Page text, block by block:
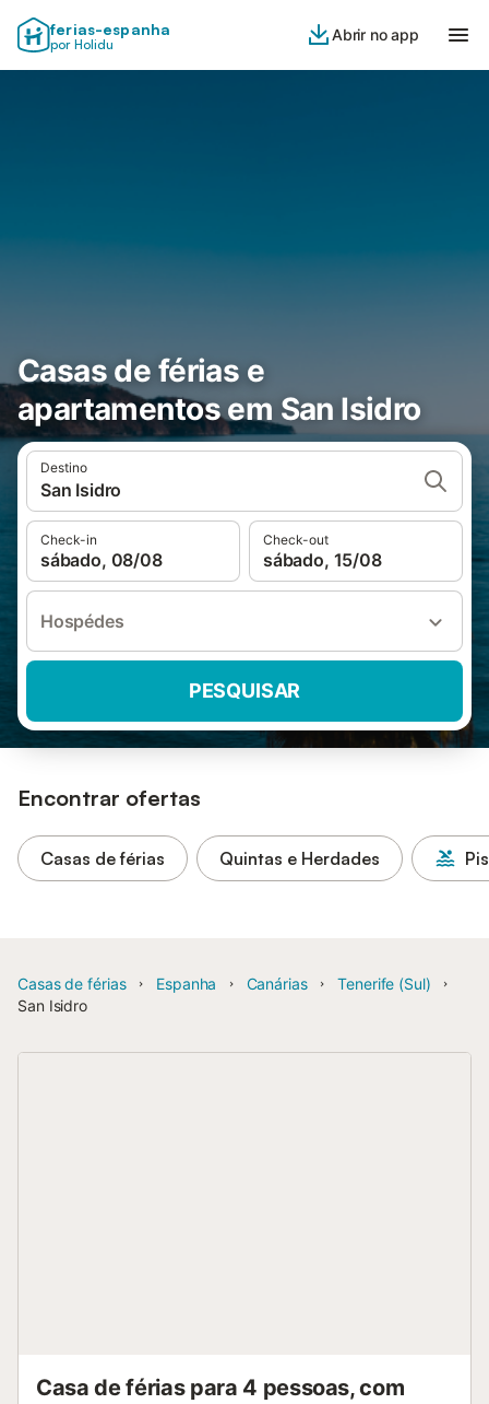
ferias-espanha
por Holidu
Abrir no app
Casas de férias e
apartamentos em San Isidro
Destino
San Isidro
Check-in
sábado, 08/08
Check-out
sábado, 15/08
Hospédes
PESQUISAR
Encontrar ofertas
Casas de férias Quintas e Herdades
Casas de férias Espanha Canárias
Tenerife (Sul)
San Isidro
Casa de férias para 4 pessoas, com